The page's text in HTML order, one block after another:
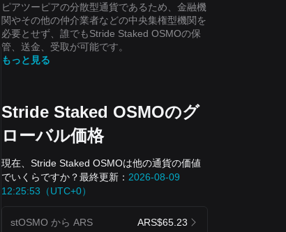
ピアツーピアの分散型通貨であるため、金融機
関やその他の仲介業者などの中央集権型機関を
必要とせず、誰でもStride Staked OSMOの保
管、送金、受取が可能です。
もっと見る
Stride Staked OSMOのグ
ローバル価格
現在、Stride Staked OSMOは他の通貨の価値
でいくらですか？最終更新： 2026-08-09
12:25:53（UTC+0）
stOSMO から ARS ARS$65.23